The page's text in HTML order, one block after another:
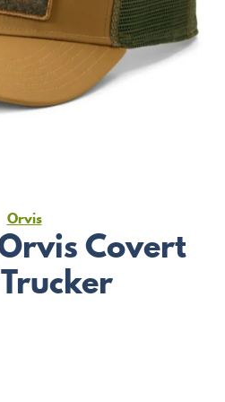
Orvis
Covert